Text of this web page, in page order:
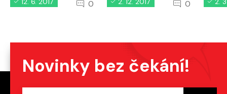
0 0
Novinky bez čekání!